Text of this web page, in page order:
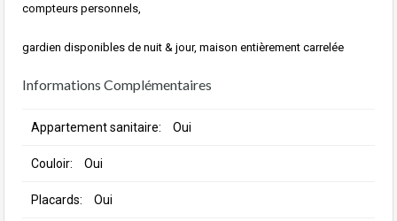
compteurs personnels,
gardien disponibles de nuit & jour, maison entièrement carrelée
Informations Complémentaires
Appartement sanitaire: Oui
Couloir: Oui
Placards: Oui